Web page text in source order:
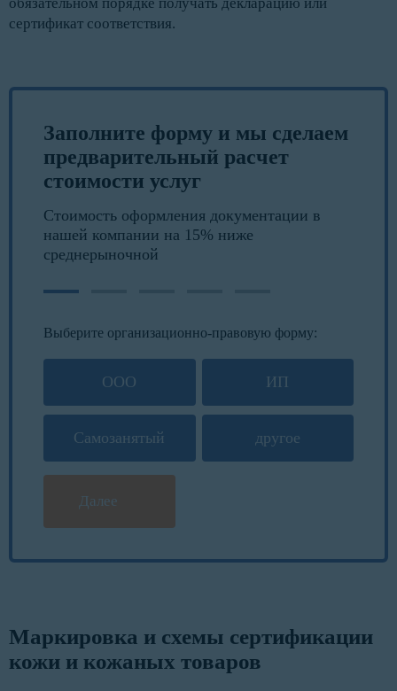
сертификат соответствия.
Заполните форму и мы сделаем
предварительный расчет
стоимости услуг
Стоимость оформления документации в
нашей компании на 15% ниже
среднерыночной
Выберите организационно-правовую форму:
ООО ИП
Самозанятый другое
Далее
Маркировка и схемы сертификации
кожи и кожаных товаров